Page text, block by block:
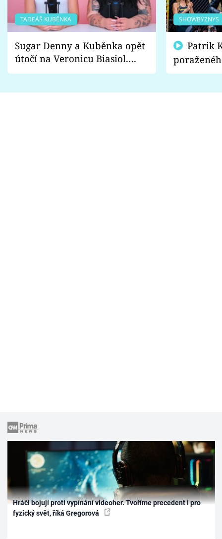
TADEÁŠ KUBĚNKA
Sugar Denny a Kuběnka opět
útočí na Veronicu Biasiol.
Proč je podle nich falešná a
SHOWBYZNYS
fanoušci
Hráči bojují proti vypínání videoher. Tvoříme precedent i pro
fyzický svět, říká Gregorová